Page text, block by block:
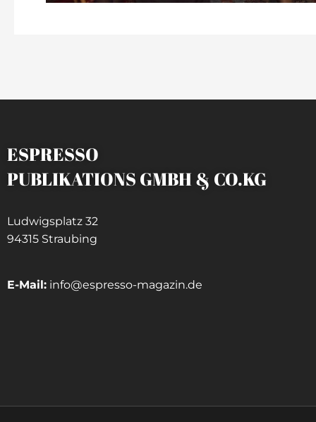
ESPRESSO
PUBLIKATIONS GMBH & CO.KG
Ludwigsplatz 32
94315 Straubing
E-Mail: info@espresso-magazin.de